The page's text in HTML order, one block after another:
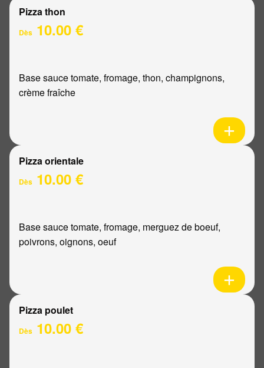
Pizza thon
Dès 10.00 €
Base sauce tomate, fromage, thon, champignons,
crème fraîche
Pizza orientale
Dès 10.00 €
Base sauce tomate, fromage, merguez de boeuf,
poivrons, oignons, oeuf
Pizza poulet
Dès 10.00 €